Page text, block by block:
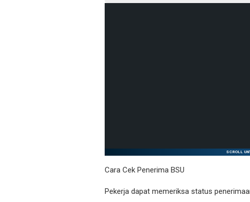
SCROLL
Cara Cek Penerima BSU
Pekerja dapat memeriksa status